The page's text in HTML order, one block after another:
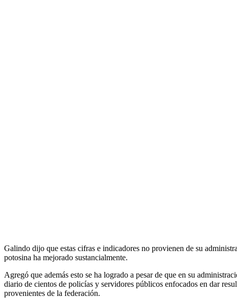
Galindo dijo que estas cifras e indicadores no provienen de su
potosina ha mejorado sustancialmente.
Agregó que además esto se ha logrado a pesar de que en su
diario de cientos de policías y servidores públicos enfocados en dar
provenientes de la federación.